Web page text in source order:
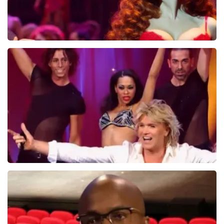
Pretty Woman
44
BEKIJKEN
Hans Klok
314+ reviews
BEKIJKEN